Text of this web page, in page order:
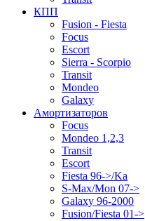
КПП
Fusion - Fiesta
Focus
Escort
Sierra - Scorpio
Transit
Mondeo
Galaxy
Амортизаторов
Focus
Mondeo 1,2,3
Transit
Escort
Fiesta 96->/Ka
S-Max/Mon 07->
Galaxy 96-2000
Fusion/Fiesta 01->